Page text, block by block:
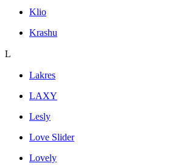
Klio
Krashu
L
Lakres
LAXY
Lesly
Love Slider
Lovely